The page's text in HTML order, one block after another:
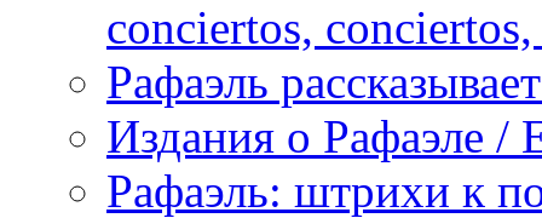
conciertos,
Рафаэль
Издания о Рафаэле /
Рафаэль: штрихи к